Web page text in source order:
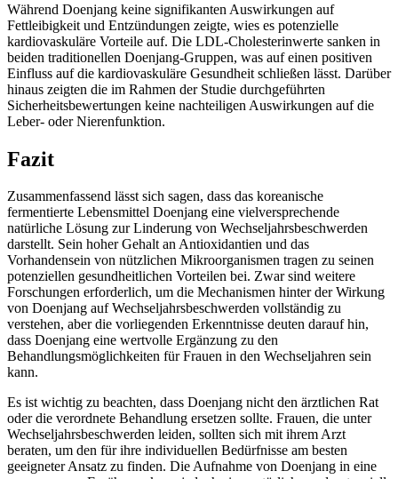
Während Doenjang keine signifikanten Auswirkungen auf
Fettleibigkeit und Entzündungen zeigte, wies es potenzielle
kardiovaskuläre Vorteile auf. Die LDL-Cholesterinwerte sanken in
beiden traditionellen Doenjang-Gruppen, was auf einen positiven
Einfluss auf die kardiovaskuläre Gesundheit schließen lässt. Darüber
hinaus zeigten die im Rahmen der Studie durchgeführten
Sicherheitsbewertungen keine nachteiligen Auswirkungen auf die
Leber- oder Nierenfunktion.
Fazit
Zusammenfassend lässt sich sagen, dass das koreanische
fermentierte Lebensmittel Doenjang eine vielversprechende
natürliche Lösung zur Linderung von Wechseljahrsbeschwerden
darstellt. Sein hoher Gehalt an Antioxidantien und das
Vorhandensein von nützlichen Mikroorganismen tragen zu seinen
potenziellen gesundheitlichen Vorteilen bei. Zwar sind weitere
Forschungen erforderlich, um die Mechanismen hinter der Wirkung
von Doenjang auf Wechseljahrsbeschwerden vollständig zu
verstehen, aber die vorliegenden Erkenntnisse deuten darauf hin,
dass Doenjang eine wertvolle Ergänzung zu den
Behandlungsmöglichkeiten für Frauen in den Wechseljahren sein
kann.
Es ist wichtig zu beachten, dass Doenjang nicht den ärztlichen Rat
oder die verordnete Behandlung ersetzen sollte. Frauen, die unter
Wechseljahrsbeschwerden leiden, sollten sich mit ihrem Arzt
beraten, um den für ihre individuellen Bedürfnisse am besten
geeigneter Ansatz zu finden. Die Aufnahme von Doenjang in eine